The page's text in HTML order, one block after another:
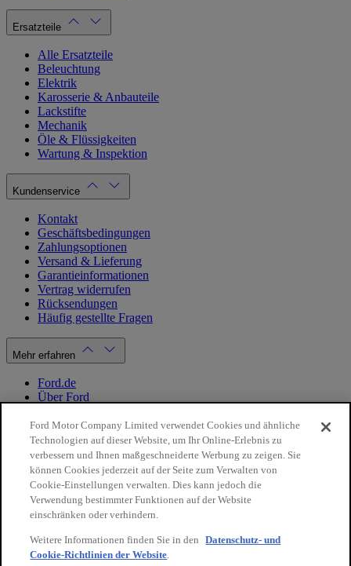
Ersatzteile
Alle Ersatzteile
Beleuchtung
Elektrik
Karosserie & Anbauteile
Lackstifte
Mechanik
Öle & Flüssigkeiten
Wartung & Inspektion
Kundenservice
Kontakt
Geschäftsbedingungen
Zahlungsoptionen
Versand & Lieferung
Garantieinformationen
Vertrag widerrufen
Rücksendungen
Häufig gestellte Fragen
Mehr erfahren
Ford.de
Über Ford
Datenschutzbestimmungen
Impressum
Mein Konto
Login / Registrierung
Meine Bestellungen
Land ändern
Ford Motor Company Limited verwendet Cookies und ähnliche
Technologien auf dieser Website, um Ihr Online-Erlebnis zu
verbessern und Ihnen maßgeschneiderte Werbung zu zeigen. Sie
können Cookies jederzeit auf der Seite zum Verwalten von
Cookie-Einstellungen verwalten. Dies kann jedoch die
Verwendung bestimmter Funktionen auf der Website
einschränken oder verhindern.
Weitere Informationen finden Sie in den
Datenschutz- und
Cookie-Richtlinien der Website.